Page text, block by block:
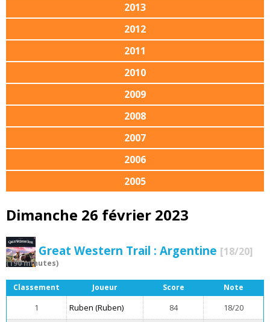
2013
2012
2011
2010
2009
2008
2007
2006
2005
Dimanche 26 février 2023
Great Western Trail : Argentine [18/20]
(190 minutes)
Classement Joueur Score Note
1 Ruben (Ruben) 84 18/20